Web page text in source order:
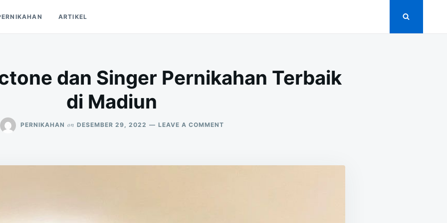
ARTIKEL
dan Singer Pernikahan Terbaik
di Madiun
PERNIKAHAN on DESEMBER 29, 2022 LEAVE A COMMENTON